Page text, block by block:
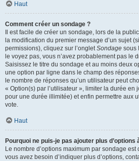
Haut
Comment créer un sondage ?
Il est facile de créer un sondage, lors de la
la modification du premier message d’un sujet
permissions), cliquez sur l’ongletSondage sous
le voyez pas, vous n’avez probablement pas le
Saisissez le titre du sondage et au moins deux
une option par ligne dans le champ des
le nombre de réponses qu’un utilisateur peut
« Option(s) par l’utilisateur », limiter la durée en
pour une durée illimitée) et enfin permettre aux
vote.
Haut
Pourquoi ne puis-je pas ajouter plus d’options
Le nombre d’options maximum par sondage est
vous avez besoin d’indiquer plus d’options,